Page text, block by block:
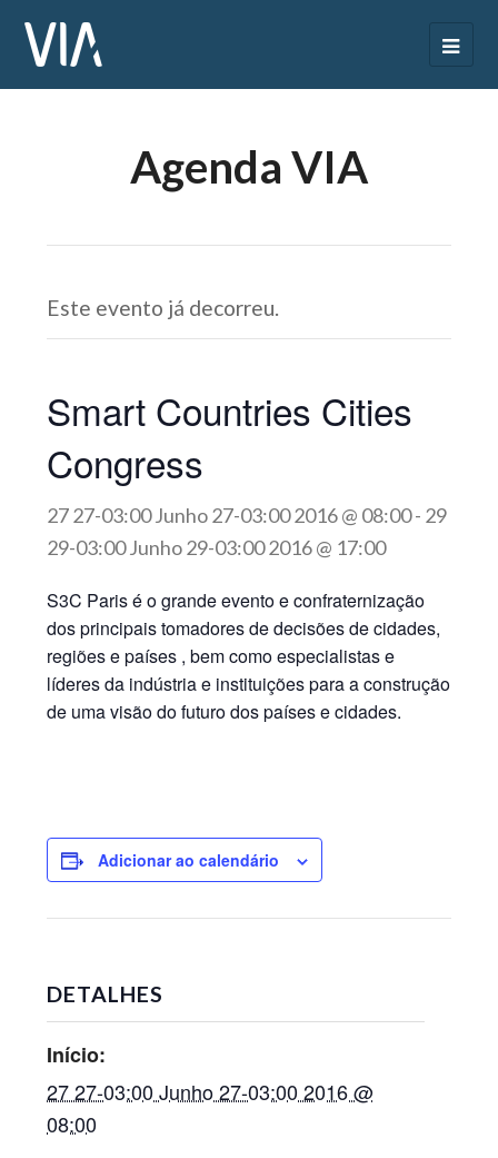
Agenda VIA
Este evento já decorreu.
Smart Countries Cities
Congress
27 27-03:00 Junho 27-03:00 2016 @ 08:00- 29
29-03:00 Junho 29-03:00 2016 @ 17:00
S3C Paris é o grande evento e confraternização
dos principais tomadores de decisões de cidades,
regiões e países , bem como especialistas e
líderes da indústria e instituições para a construção
de uma visão do futuro dos países e cidades.
Adicionar ao calendário
DETALHES
Início:
27 27-03:00 Junho 27-03:00 2016 @
08:00